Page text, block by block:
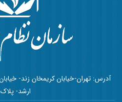
آدرس: تهران-خیابان کریمخان زند-
ارشد- پلاک 8